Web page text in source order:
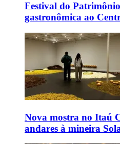
Festival do
gastronômica ao
Nova mostra no Itaú
andares à mineira